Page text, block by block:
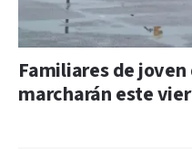
Familiares de
marcharán este